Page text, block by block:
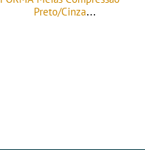
Preto/Cinza